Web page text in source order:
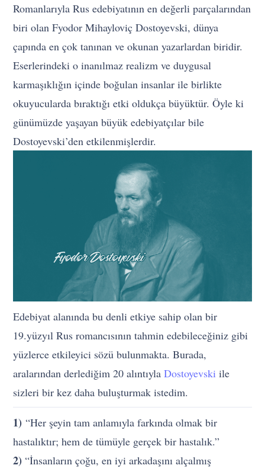
Romanlarıyla Rus edebiyatının en değerli parçalarından
biri olan Fyodor Mihayloviç Dostoyevski, dünya
çapında en çok tanınan ve okunan yazarlardan biridir.
Eserlerindeki o inanılmaz realizm ve duygusal
karmaşıklığın içinde boğulan insanlar ile birlikte
okuyucularda bıraktığı etki oldukça büyüktür. Öyle ki
günümüzde yaşayan büyük edebiyatçılar bile
Dostoyevski’den etkilenmişlerdir.
Edebiyat alanında bu denli etkiye sahip olan bir
19.yüzyıl Rus romancısının tahmin edebileceğiniz gibi
yüzlerce etkileyici sözü bulunmakta. Burada,
aralarından derlediğim 20 alıntıylaDostoyevski ile
sizleri bir kez daha buluşturmak istedim.
1) “Her şeyin tam anlamıyla farkında olmak bir
hastalıktır; hem de tümüyle gerçek bir hastalık.”
2) “İnsanların çoğu, en iyi arkadaşını alçalmış